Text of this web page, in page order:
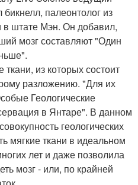
палеонтолог из
в штате Мэн. Он добавил,
мозг составляют "Один
из которых состоит
разложению. "Для их
Геологические
в Янтаре". В данном
геологических
мягкие ткани в идеальном
лет и даже позволила
мозг - или, по крайней